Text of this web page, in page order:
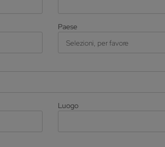
Paese
Selezioni, per favore
Luogo